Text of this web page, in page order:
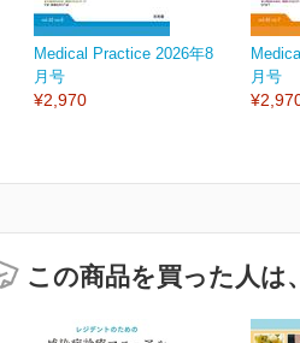
Medical Practice 2026年8
月号
¥2,970
月号
この商品を買った人は